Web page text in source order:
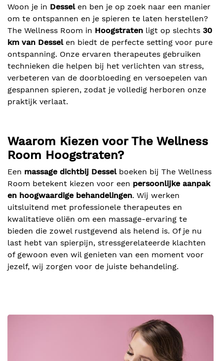
Woon je in Desselen ben je op zoek naar een manier
om te ontspannen en je spieren te laten herstellen?
The Wellness Room in Hoogstraten ligt op slechts 30
km van Desselen biedt de perfecte setting voor pure
ontspanning. Onze ervaren therapeutes gebruiken
technieken die helpen bij het verlichten van stress,
verbeteren van de doorbloeding en versoepelen van
gespannen spieren, zodat je volledig herboren onze
praktijk verlaat.
Waarom Kiezen voor The Wellness
Room Hoogstraten?
Een massage dichtbij Desselboeken bij The Wellness
Room betekent kiezen voor een persoonlijke aanpak
en hoogwaardige behandelingen. Wij werken
uitsluitend met professionele therapeutes en
kwalitatieve oliën om een massage-ervaring te
bieden die zowel rustgevend als helend is. Of je nu
last hebt van spierpijn, stressgerelateerde klachten
of gewoon even wil genieten van een moment voor
jezelf, wij zorgen voor de juiste behandeling.